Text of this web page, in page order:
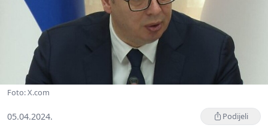
Foto: X.com
05.04.2024. Podijeli